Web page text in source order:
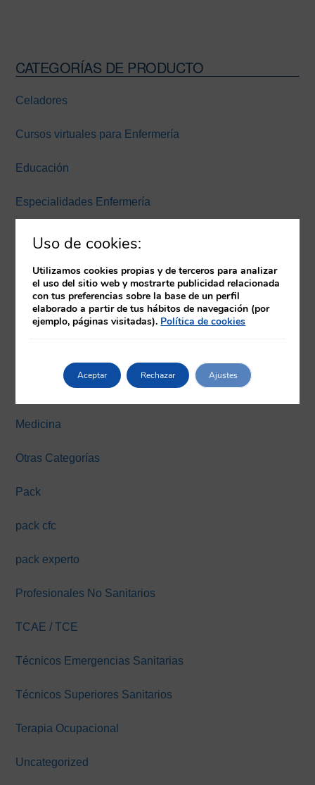
Barra
lateral
CATEGORÍAS DE PRODUCTO
Celadores
Cursos virtuales para Enfermería
Educación
Especialidades Enfermería
Experiencia inmersiva
Expertos Enfermería Universidad Europea Miguel de
Cervantes
Farmacia
Máster y Expertos Online
Medicina
Otras Categorías
Pack
pack cfc
pack experto
Profesionales No Sanitarios
TCAE / TCE
Técnicos Emergencias Sanitarias
Técnicos Superiores Sanitarios
Terapia Ocupacional
Uncategorized
Uso de cookies:
Utilizamos cookies propias y de terceros para analizar
el uso del sitio web y mostrarte publicidad relacionada
con tus preferencias sobre la base de un perfil
elaborado a partir de tus hábitos de navegación (por
ejemplo, páginas visitadas). Política de cookies
Aceptar Rechazar Ajustes